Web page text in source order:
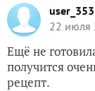
22 июля
Ещё не
получится
рецепт.